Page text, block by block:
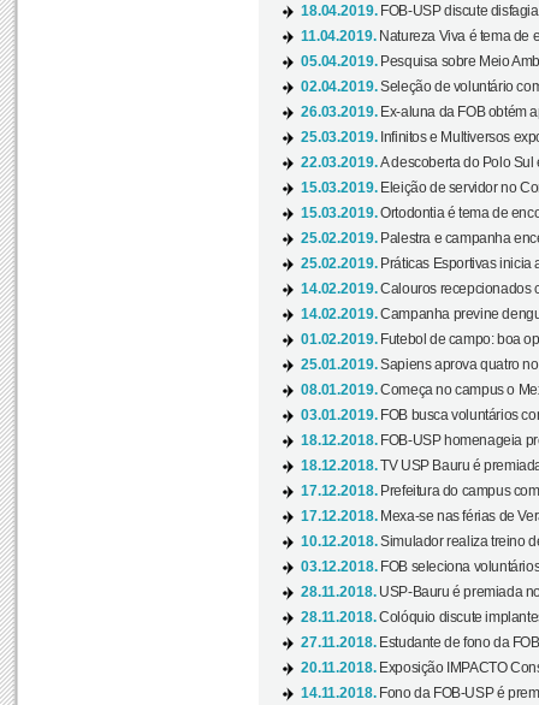
18.04.2019. FOB-USP discute
11.04.2019. Natureza Viva é tema de
05.04.2019. Pesquisa sobre Meio
02.04.2019.Seleção de voluntário
26.03.2019. Ex-aluna da FOB obtém
25.03.2019. Infinitos e Multiversos
22.03.2019.A descoberta do Polo Sul
15.03.2019. Eleição de servidor no
15.03.2019.Ortodontia é tema de
25.02.2019. Palestra e campanha
25.02.2019. Práticas Esportivas inicia
14.02.2019.Calouros recepcionados
14.02.2019.Campanha previne
01.02.2019. Futebol de campo: boa
25.01.2019.Sapiens aprova quatro
08.01.2019.Começa no campus o
03.01.2019. FOB busca voluntários
18.12.2018. FOB-USP homenageia
18.12.2018.TV USP Bauru é
17.12.2018. Prefeitura do campus
17.12.2018. Mexa-se nas férias de
10.12.2018.Simulador realiza treino
03.12.2018. FOB seleciona
28.11.2018. USP-Bauru é premiada
28.11.2018.Colóquio discute
27.11.2018. Estudante de fono da
20.11.2018. Exposição IMPACTO
14.11.2018. Fono da FOB-USP é